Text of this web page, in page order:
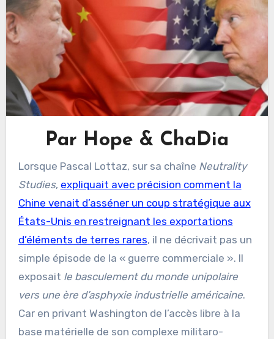
Par Hope & ChaDia
Lorsque Pascal Lottaz, sur sa chaîne Neutrality
Studies, expliquait avec précision comment la
Chine venait d’asséner un coup stratégique aux
États-Unis en restreignant les exportations
d’éléments de terres rares, il ne décrivait pas un
simple épisode de la « guerre commerciale ». Il
exposait le basculement du monde unipolaire
vers une ère d’asphyxie industrielle américaine.
Car en privant Washington de l’accès libre à la
base matérielle de son complexe militaro-